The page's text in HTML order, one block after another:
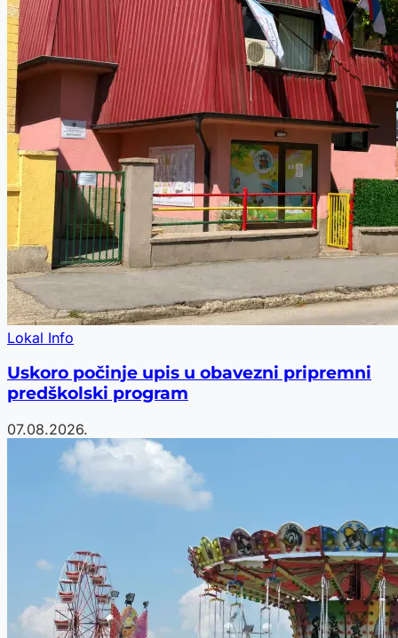
Lokal Info
Uskoro počinje upis u obavezni pripremni
predškolski program
07.08.2026.